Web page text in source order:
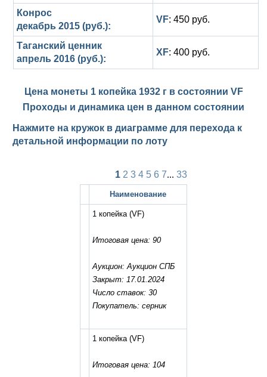
Конрос
декабрь 2015 (руб.):
VF: 450 руб.
Таганский ценник
апрель 2016 (руб.):
XF: 400 руб.
Цена монеты 1 копейка 1932 г в состоянии VF
Проходы и динамика цен в данном состоянии
Нажмите на кружок в диаграмме для перехода к
детальной информации по лоту
1 2 3 4 5 6 7... 33
Наименование
1 копейка (VF)
Итоговая цена: 90
Аукцион: Аукцион СПБ
Закрыт: 17.01.2024
Число ставок: 30
Покупатель: серник
1 копейка (VF)
Итоговая цена: 104